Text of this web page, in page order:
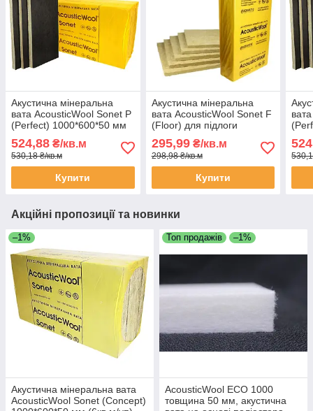
Акустична мінеральна
вата AcousticWool Sonet P
(Perfect) 1000*600*50 мм
524,88 ₴/кв.м
530,18 ₴/кв.м
Купити
Акустична мінеральна
вата AcousticWool Sonet F
(Floor) для підлоги
295,99₴/кв.м
298,98 ₴/кв.м
Купити
Акційні пропозиції та новинки
–1%
Акустична мінеральна вата
AcousticWool Sonet (Concept)
Топ продажів –1%
AcousticWool ECO 1000
товщина 50 мм, акустична